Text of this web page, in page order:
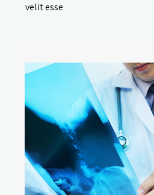
velit esse